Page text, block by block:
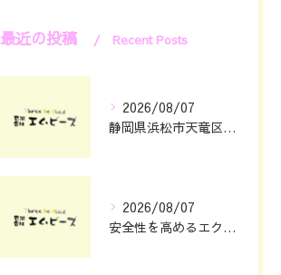
最近の投稿 Recent Posts
2026/08/07
静岡県浜松市天竜区で庭のリフォームとエクステリアリフォーム費用と安心依頼先の選び方
2026/08/07
安全性を高めるエクステリアガレージ設計のポイント